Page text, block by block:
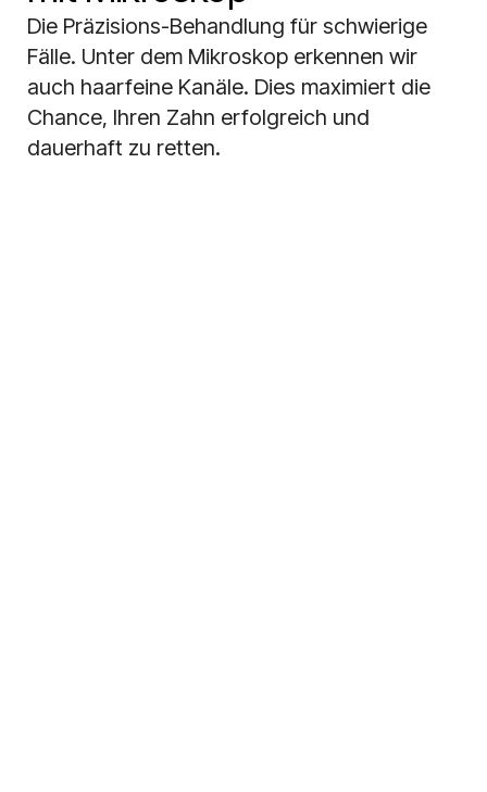
Die Präzisions-Behandlung für schwierige
Fälle. Unter dem Mikroskop erkennen wir
auch haarfeine Kanäle. Dies maximiert die
Chance, Ihren Zahn erfolgreich und
dauerhaft zu retten.